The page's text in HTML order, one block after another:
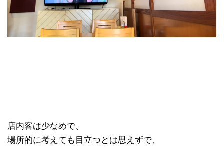
店内客は少なめで、
場所的に考えても目立つとは思えずで、